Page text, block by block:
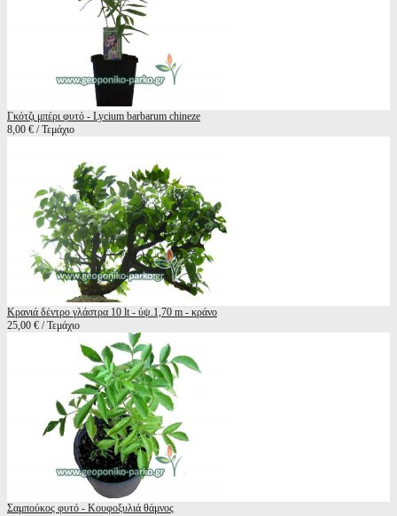
Γκότζι μπέρι φυτό - Lycium barbarum chineze
8,00 € / Τεμάχιο
Κρανιά δέντρο γλάστρα 10 lt - ύψ.1,70 m - κράνο
25,00 € / Τεμάχιο
Σαμπούκος φυτό - Κουφοξυλιά θάμνος